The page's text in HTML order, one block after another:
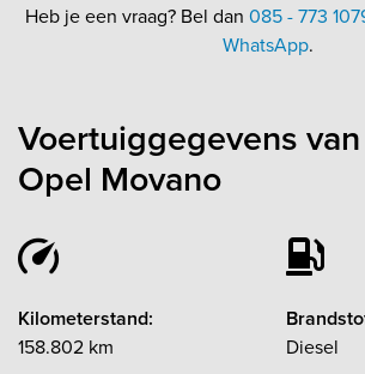
Heb je een vraag? Bel dan 085 - 773
WhatsApp.
Voertuiggegevens
Opel Movano
Kilometerstand:
158.802 km
Diesel